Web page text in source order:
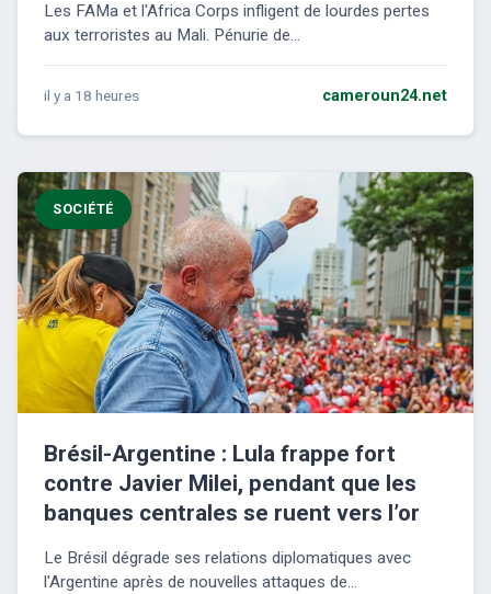
Les FAMa et l'Africa Corps infligent de lourdes pertes
aux terroristes au Mali. Pénurie de...
il y a 18 heures cameroun24.net
SOCIÉTÉ
Brésil-Argentine : Lula frappe fort
contre Javier Milei, pendant que les
banques centrales se ruent vers l’or
Le Brésil dégrade ses relations diplomatiques avec
l'Argentine après de nouvelles attaques de...